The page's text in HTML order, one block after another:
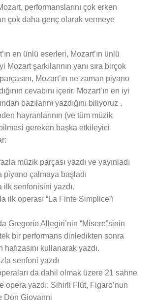
performanslarını çok erken
çok daha genç olarak vermeye
en ünlü eserleri, Mozart’ın ünlü
Mozart şarkılarının yanı sıra birçok
Mozart’ın ne zaman piyano
cevabını içerir. Mozart’ın en iyi
bazılarını yazdığını biliyoruz ,
hayranlarının (ve tüm müzik
bilmesi gereken başka etkileyici
müzik parçası yazdı ve yayınladı
piyano çalmaya başladı
ilk senfonisini yazdı.
ilk operası “La Finte Simplice”ı
Gregorio Allegiri’nin “Misere”sinin
bir performans dinledikten sonra
hafızasını kullanarak yazdı.
senfoni yazdı
da dahil olmak üzere 21 sahne
opera yazdı: Sihirli Flüt, Figaro’nun
Don Giovanni